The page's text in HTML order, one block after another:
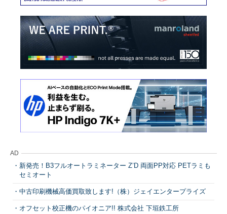
AD
新発売！B3フルオートラミネーター Z’D 両面PP対応 PETラミも
セミオート
中古印刷機械高価買取致します!（株）ジェイエンタープライズ
オフセット校正機のパイオニア!! 株式会社 下垣鉄工所